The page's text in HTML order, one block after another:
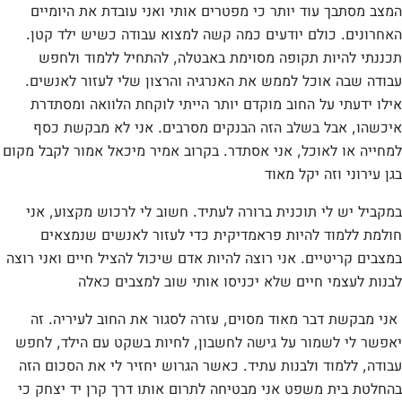
המצב מסתבך עוד יותר כי מפטרים אותי ואני עובדת את היומיים
האחרונים. כולם יודעים כמה קשה למצוא עבודה כשיש ילד קטן.
תכננתי להיות תקופה מסוימת באבטלה, להתחיל ללמוד ולחפש
עבודה שבה אוכל לממש את האנרגיה והרצון שלי לעזור לאנשים.
אילו ידעתי על החוב מוקדם יותר הייתי לוקחת הלוואה ומסתדרת
איכשהו, אבל בשלב הזה הבנקים מסרבים. אני לא מבקשת כסף
למחייה או לאוכל, אני אסתדר. בקרוב אמיר מיכאל אמור לקבל מקום
בגן עירוני וזה יקל מאוד
במקביל יש לי תוכנית ברורה לעתיד. חשוב לי לרכוש מקצוע, אני
חולמת ללמוד להיות פראמדיקית כדי לעזור לאנשים שנמצאים
במצבים קריטיים. אני רוצה להיות אדם שיכול להציל חיים ואני רוצה
לבנות לעצמי חיים שלא יכניסו אותי שוב למצבים כאלה
אני מבקשת דבר מאוד מסוים, עזרה לסגור את החוב לעיריה. זה
יאפשר לי לשמור על גישה לחשבון, לחיות בשקט עם הילד, לחפש
עבודה, ללמוד ולבנות עתיד. כאשר הגרוש יחזיר לי את הסכום הזה
בהחלטת בית משפט אני מבטיחה לתרום אותו דרך קרן יד יצחק כי